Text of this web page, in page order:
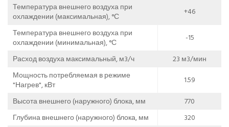
Температура внешнего воздуха при
охлаждении (максимальная), °С
+46
Температура внешнего воздуха при
охлаждении (минимальная), °С
-15
Расход воздуха максимальный, м3/ч
23 м3/мин
Мощность потребляемая в режиме
"Нагрев", кВт
1.59
Высота внешнего (наружного) блока, мм
770
Глубина внешнего (наружного) блока, мм
320